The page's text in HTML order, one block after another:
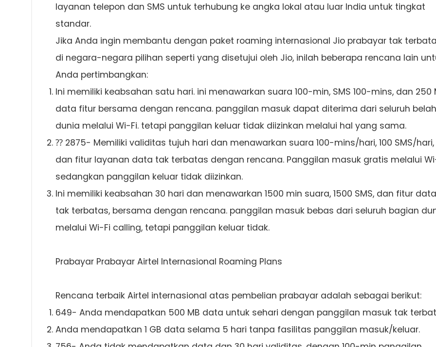
layanan telepon dan SMS untuk terhubung ke angka lokal atau luar India untuk tingkat
standar.
Jika Anda ingin membantu dengan paket roaming internasional Jio prabayar tak
di negara-negara pilihan seperti yang disetujui oleh Jio, inilah beberapa rencana lain
Anda pertimbangkan:
Ini memiliki keabsahan satu hari. ini menawarkan suara 100-min, SMS 100-mins, dan 250
data fitur bersama dengan rencana. panggilan masuk dapat diterima dari seluruh
dunia melalui Wi-Fi. tetapi panggilan keluar tidak diizinkan melalui hal yang sama.
⁇ 2875- Memiliki validitas tujuh hari dan menawarkan suara 100-mins/hari, 100 SMS/hari,
dan fitur layanan data tak terbatas dengan rencana. Panggilan masuk gratis melalui
sedangkan panggilan keluar tidak diizinkan.
Ini memiliki keabsahan 30 hari dan menawarkan 1500 min suara, 1500 SMS, dan fitur data
tak terbatas, bersama dengan rencana. panggilan masuk bebas dari seluruh bagian
melalui Wi-Fi calling, tetapi panggilan keluar tidak.
Prabayar Prabayar Airtel Internasional Roaming Plans
Rencana terbaik Airtel internasional atas pembelian prabayar adalah sebagai berikut:
649- Anda mendapatkan 500 MB data untuk sehari dengan panggilan masuk tak
Anda mendapatkan 1 GB data selama 5 hari tanpa fasilitas panggilan masuk/keluar.